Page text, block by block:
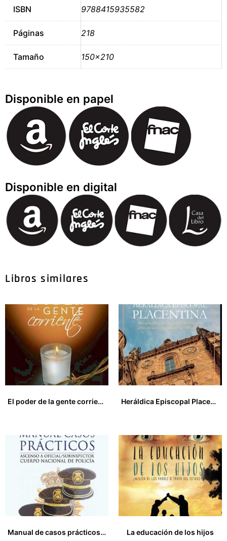
ISBN 9788415935582
Páginas 218
Tamaño 150×210
Disponible en papel
Disponible en digital
Libros similares
El poder de la gente corriente
Heráldica Episcopal Placentina. Recopilación y descripción de los blasones de los prelados placentinos del 1190 a 2019
Manual de casos prácticos (2ªEdición)
La educación de los hijos